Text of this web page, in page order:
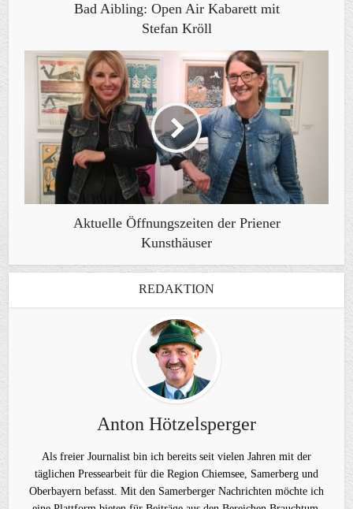
Bad Aibling: Open Air Kabarett mit
Stefan Kröll
Aktuelle Öffnungszeiten der Priener
Kunsthäuser
REDAKTION
Anton Hötzelsperger
Als freier Journalist bin ich bereits seit vielen Jahren mit der
täglichen Pressearbeit für die Region Chiemsee, Samerberg und
Oberbayern befasst. Mit den Samerberger Nachrichten möchte ich